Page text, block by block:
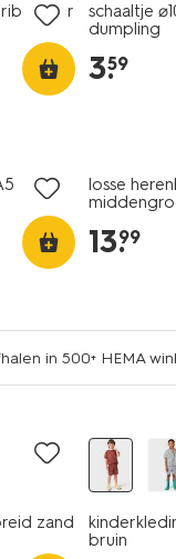
rib glitter
schaaltje
dumpling
3.
59
losse
13.
99
in 500+ HEMA
zand
bruin